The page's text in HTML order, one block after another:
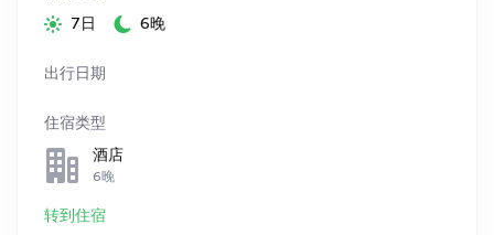
7日
6晚
出行日期
住宿类型
酒店
6晚
转到住宿